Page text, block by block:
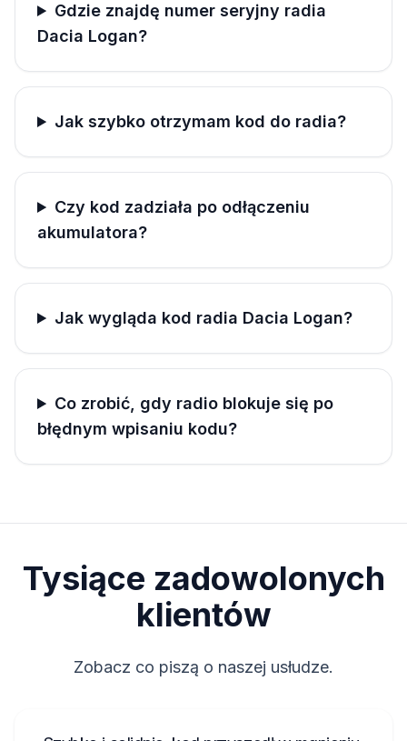
Gdzie znajdę numer seryjny radia
Dacia Logan?
Jak szybko otrzymam kod do radia?
Czy kod zadziała po odłączeniu
akumulatora?
Jak wygląda kod radia Dacia Logan?
Co zrobić, gdy radio blokuje się po
błędnym wpisaniu kodu?
Tysiące zadowolonych
klientów
Zobacz co piszą o naszej usłudze.